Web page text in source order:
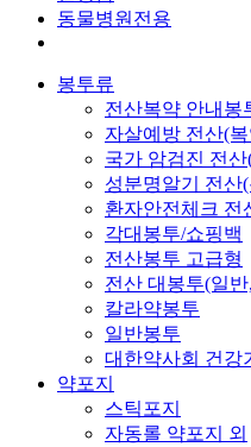
동물병원전용
봉투류
전산복약 안내봉
자살예방 전산(
국가 암검진 전
성분명알기 전산
환자안전체크 전
각대봉투/쇼핑백
전산봉투 고급형
전산 대봉투(일
칼라약봉투
일반봉투
대한약사회 건강
약포지
스틱포지
자동롤 약포지 외